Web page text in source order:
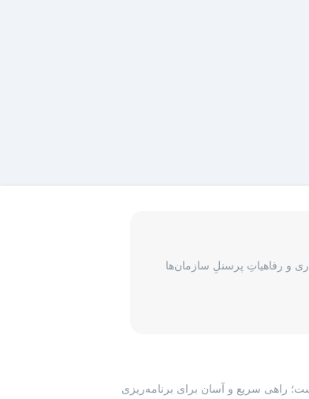
و رفاهیاتِ پرسنلِ سازمان‌ها
راهی سریع و آسان برای برنامه‌ریزی